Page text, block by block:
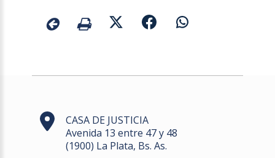
CASA DE JUSTICIA
Avenida 13 entre 47 y 48
(1900) La Plata, Bs. As.